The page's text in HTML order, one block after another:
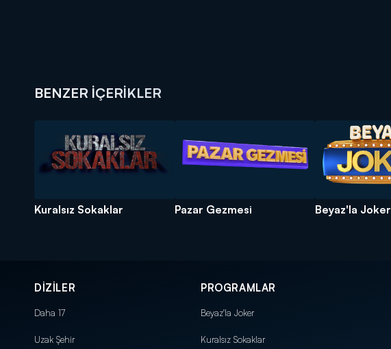
BENZER İÇERİKLER
Kuralsız Sokaklar Pazar Gezmesi Beyaz'la Joker
DİZİLER
Daha 17
Uzak Şehir
PROGRAMLAR
Beyaz'la Joker
Kuralsız Sokaklar